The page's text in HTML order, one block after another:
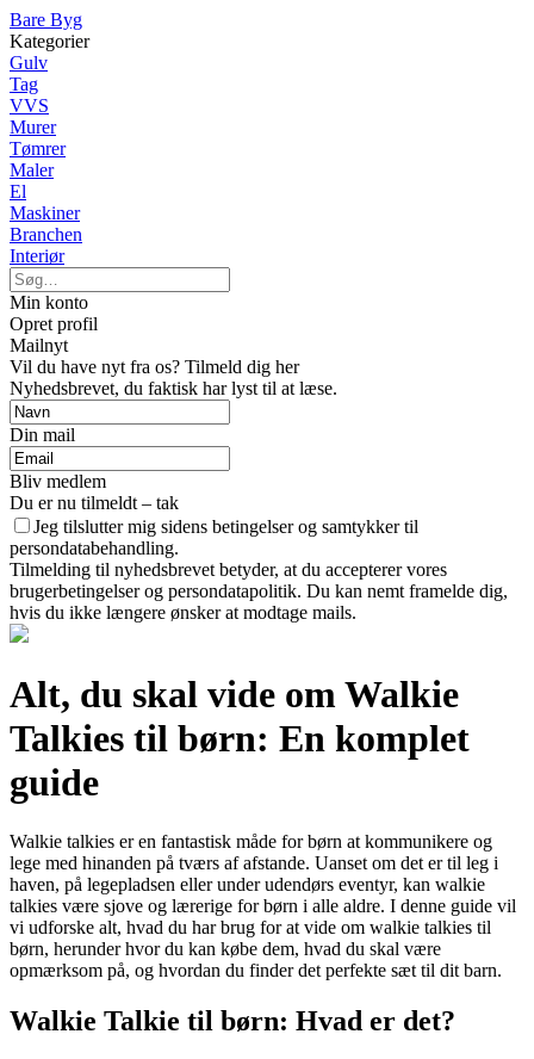
Bare Byg
Kategorier
Gulv
Tag
VVS
Murer
Tømrer
Maler
El
Maskiner
Branchen
Interiør
Min konto
Opret profil
Mailnyt
Vil du have nyt fra os? Tilmeld dig her
Nyhedsbrevet, du faktisk har lyst til at læse.
Din mail
Bliv medlem
Du er nu tilmeldt – tak
Jeg tilslutter mig sidens betingelser og samtykker til
persondatabehandling.
Tilmelding til nyhedsbrevet betyder, at du accepterer vores
brugerbetingelser og persondatapolitik. Du kan nemt framelde dig,
hvis du ikke længere ønsker at modtage mails.
Alt, du skal vide om Walkie
Talkies til børn: En komplet
guide
Walkie talkies er en fantastisk måde for børn at kommunikere og
lege med hinanden på tværs af afstande. Uanset om det er til leg i
haven, på legepladsen eller under udendørs eventyr, kan walkie
talkies være sjove og lærerige for børn i alle aldre. I denne guide vil
vi udforske alt, hvad du har brug for at vide om walkie talkies til
børn, herunder hvor du kan købe dem, hvad du skal være
opmærksom på, og hvordan du finder det perfekte sæt til dit barn.
Walkie Talkie til børn: Hvad er det?